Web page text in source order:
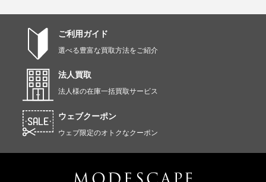
ご利用ガイド
選べる豊富な買取方法をご紹介
法人買取
法人様の在庫一括買取サービス
ウェブクーポン
ウェブ限定のオトクなクーポン